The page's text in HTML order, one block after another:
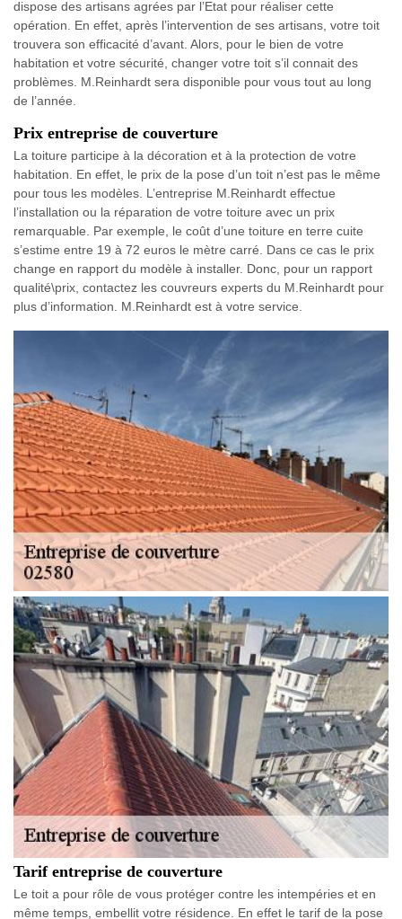
dispose des artisans agrées par l’Etat pour réaliser cette
opération. En effet, après l’intervention de ses artisans, votre toit
trouvera son efficacité d’avant. Alors, pour le bien de votre
habitation et votre sécurité, changer votre toit s’il connait des
problèmes. M.Reinhardt sera disponible pour vous tout au long
de l’année.
Prix entreprise de couverture
La toiture participe à la décoration et à la protection de votre
habitation. En effet, le prix de la pose d’un toit n’est pas le même
pour tous les modèles. L’entreprise M.Reinhardt effectue
l’installation ou la réparation de votre toiture avec un prix
remarquable. Par exemple, le coût d’une toiture en terre cuite
s’estime entre 19 à 72 euros le mètre carré. Dans ce cas le prix
change en rapport du modèle à installer. Donc, pour un rapport
qualité\prix, contactez les couvreurs experts du M.Reinhardt pour
plus d’information. M.Reinhardt est à votre service.
Tarif entreprise de couverture
Le toit a pour rôle de vous protéger contre les intempéries et en
même temps, embellit votre résidence. En effet le tarif de la pose